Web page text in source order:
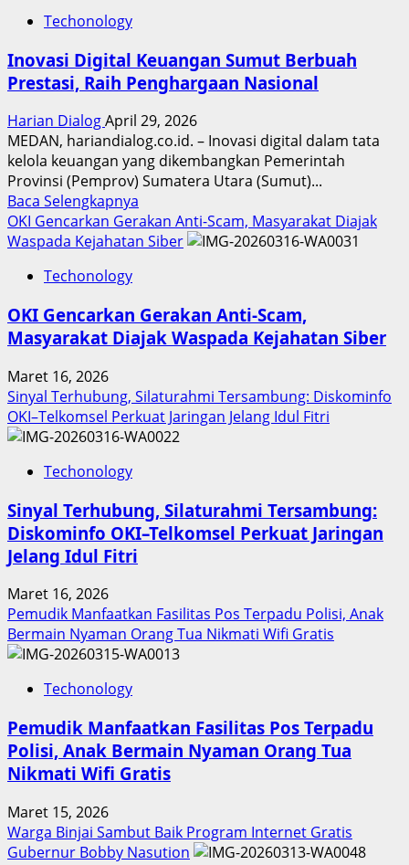
Techonology
Inovasi Digital Keuangan Sumut Berbuah
Prestasi, Raih Penghargaan Nasional
Harian DialogApril 29, 2026
MEDAN, hariandialog.co.id. – Inovasi digital dalam tata
kelola keuangan yang dikembangkan Pemerintah
Provinsi (Pemprov) Sumatera Utara (Sumut)...
Baca Selengkapnya
more
about
Sumut
Berbuah
Penghargaan
Nasional
OKI Gencarkan Gerakan Anti-Scam, Masyarakat Diajak
Waspada Kejahatan Siber
Techonology
OKI Gencarkan Gerakan Anti-Scam,
Masyarakat Diajak Waspada Kejahatan Siber
Maret 16, 2026
Sinyal Terhubung, Silaturahmi Tersambung: Diskominfo
OKI–Telkomsel Perkuat Jaringan Jelang Idul Fitri
Techonology
Sinyal Terhubung, Silaturahmi Tersambung:
Diskominfo OKI–Telkomsel Perkuat Jaringan
Jelang Idul Fitri
Maret 16, 2026
Pemudik Manfaatkan Fasilitas Pos Terpadu Polisi, Anak
Bermain Nyaman Orang Tua Nikmati Wifi Gratis
Techonology
Pemudik Manfaatkan Fasilitas Pos Terpadu
Polisi, Anak Bermain Nyaman Orang Tua
Nikmati Wifi Gratis
Maret 15, 2026
Warga Binjai Sambut Baik Program Internet Gratis
Gubernur Bobby Nasution